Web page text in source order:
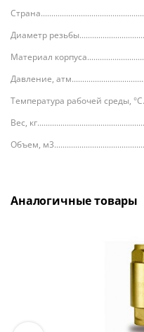
Страна
Диаметр резьбы
Материал корпуса
Давление, атм.
Температура рабочей среды, °С
Вес, кг
Объем, м3
Аналогичные товары